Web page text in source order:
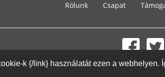
k {/link} használatát ezen a
Rólunk Csapat
© 2002-2026 lernu.net |